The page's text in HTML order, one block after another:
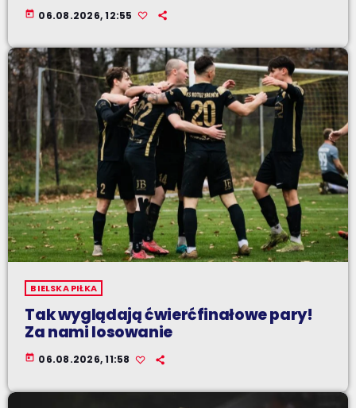
today 06.08.2026, 12:55
BIELSKA PIŁKA
Tak wyglądają ćwierćfinałowe pary!
Za nami losowanie
today 06.08.2026, 11:58